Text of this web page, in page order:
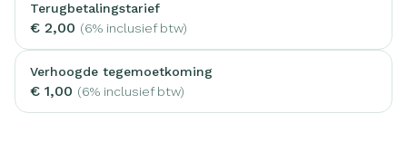
Terugbetalingstarief
€ 2,00 (6% inclusief btw)
Verhoogde tegemoetkoming
€ 1,00 (6% inclusief btw)